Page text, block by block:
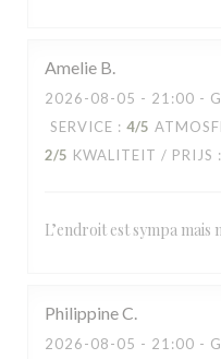
Amelie B
2026-08-05 - 21:00 -
SERVICE : 4/5
2/5 KWALITEIT / PRIJS :
L’endroit est sympa
PhilippineC
2026-08-05 - 21:00 -